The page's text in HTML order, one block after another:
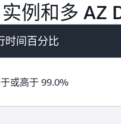
例和多 AZ
时间百分比
或高于 99.0%